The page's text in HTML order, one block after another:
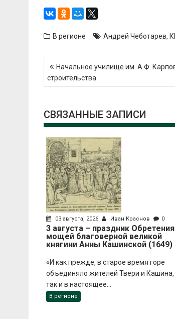
В регионе Андрей Чеботарев,
Навигация
по
записям
Начальное училище им. А.Ф.
строительства
СВЯЗАННЫЕ ЗАПИСИ
03 августа, 2026 Иван Краснов 0
3 августа – праздник Обретения
мощей благоверной великой
княгини Анны Кашинской (1649)
«И как прежде, в старое время горе
объединяло жителей Твери и Кашина,
так и в настоящее...
В регионе